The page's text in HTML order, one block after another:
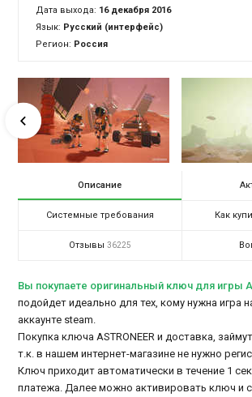
Дата выхода: 16 декабря 2016
Язык: Русский (интерфейс)
Регион: Россия
Описание
Системные требования Как
Отзывы 36225
Вы покупаете оригинальный ключ для игры
подойдет идеально для тех, кому нужна игра
аккаунте steam.
Покупка ключа ASTRONEER и доставка,
т.к. в нашем интернет-магазине не нужно
Ключ приходит автоматически в течение 1
платежа. Далее можно активировать ключ и